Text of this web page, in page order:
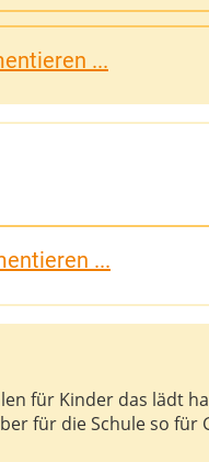
...
...
für Kinder das lädt
für die Schule so für